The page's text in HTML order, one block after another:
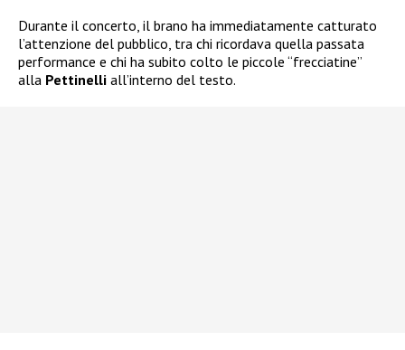
Durante il concerto, il brano ha immediatamente catturato
l’attenzione del pubblico, tra chi ricordava quella passata
performance e chi ha subito colto le piccole “frecciatine”
alla Pettinelli all’interno del testo.